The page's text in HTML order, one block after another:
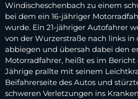
Windischeschenbach zu einem
bei dem ein 16-jähriger
wurde. Ein 21-jähriger Autofahrer
von der Wurzerstraße nach links in
abbiegen und übersah dabei den
Motorradfahrer, heißt es im Bericht
Jährige prallte mit seinem
Beifahrerseite des Autos und
schweren Verletzungen ins